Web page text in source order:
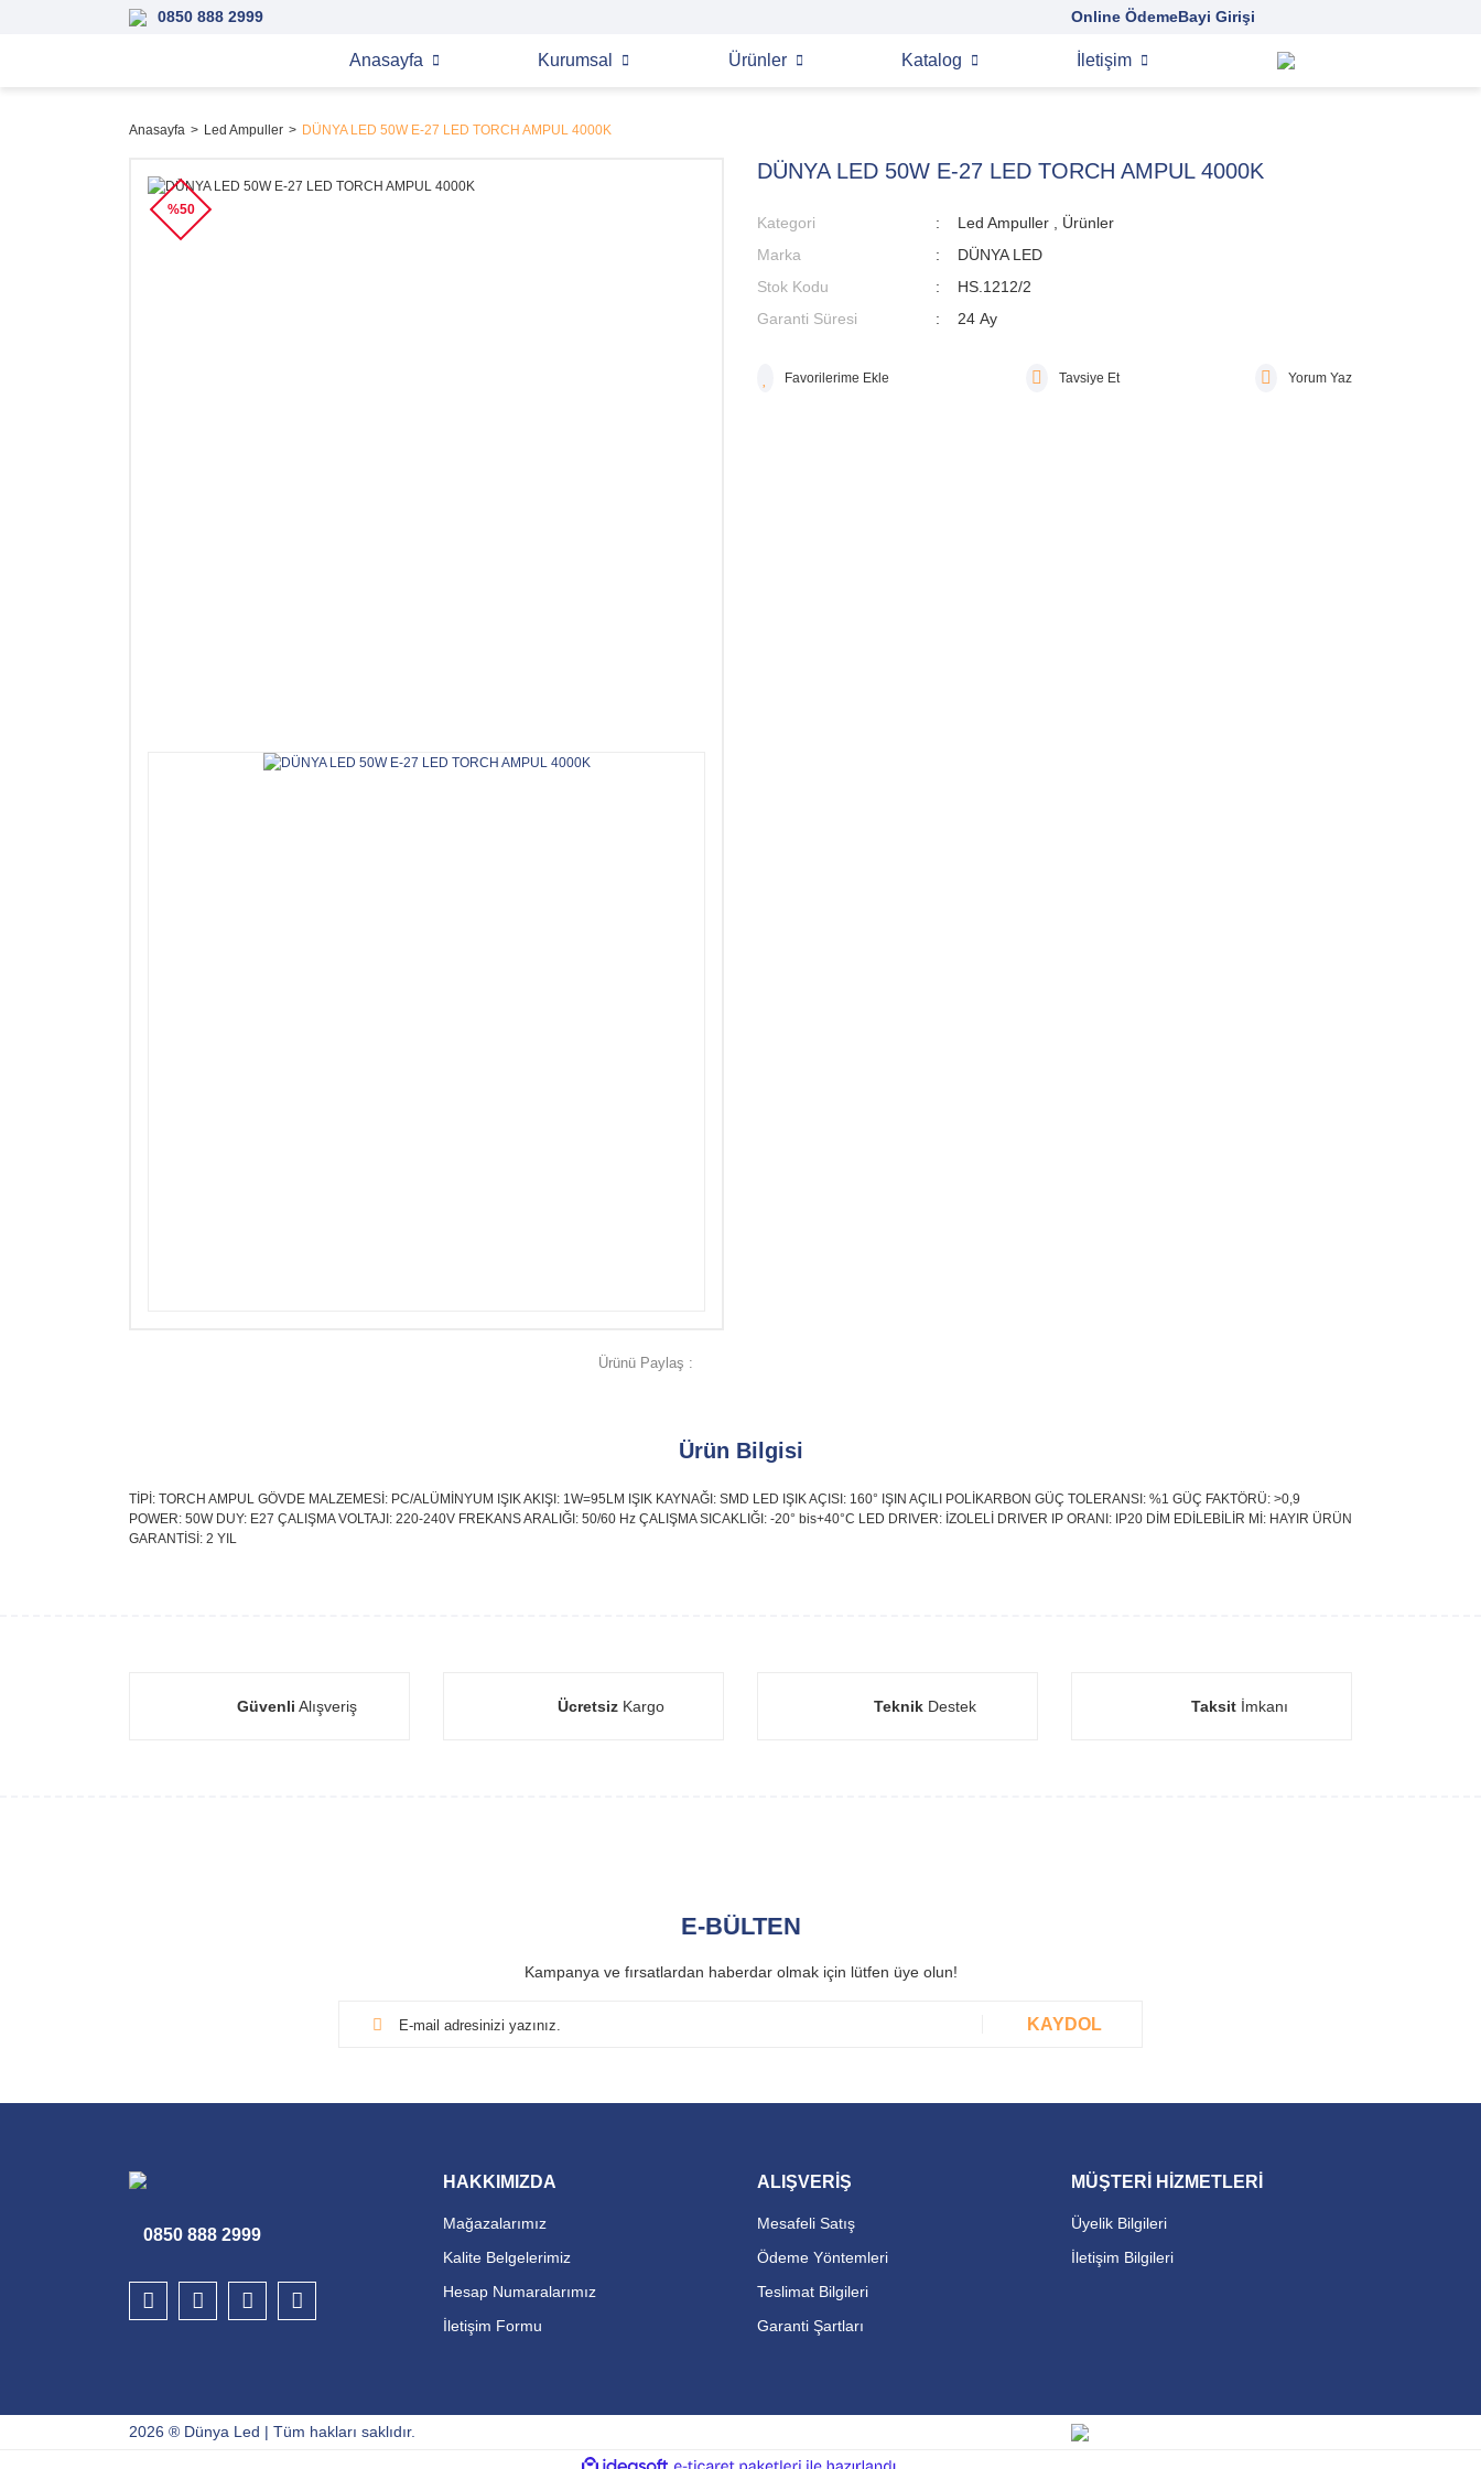
0850 888 2999 Online ÖdemeBayi Girişi
Anasayfa Kurumsal Ürünler Katalog İletişim
Anasayfa Led Ampuller DÜNYA LED 50W E-27 LED TORCH AMPUL 4000K
%50
Ürünü Paylaş :
DÜNYA LED 50W E-27 LED TORCH AMPUL 4000K
Kategori Led Ampuller
Ürünler
Marka
DÜNYA LED
Stok Kodu
HS.1212/2
Garanti Süresi
24 Ay
Tavsiye Et Yorum Yaz
Ürün Bilgisi
TİPİ: TORCH AMPUL GÖVDE MALZEMESİ: PC/ALÜMİNYUM IŞIK AKIŞI: 1W=95LM IŞIK KAYNAĞI: SMD LED IŞIK AÇISI: 160° IŞIN AÇILI POLİKARBON GÜÇ TOLERANSI: %1 GÜÇ FAKTÖRÜ: >0,9
POWER: 50W DUY: E27 ÇALIŞMA VOLTAJI: 220-240V FREKANS ARALIĞI: 50/60 Hz ÇALIŞMA SICAKLIĞI: -20° bis+40°C LED DRIVER: İZOLELİ DRIVER IP ORANI: IP20 DİM EDİLEBİLİR Mİ: HAYIR ÜRÜN
GARANTİSİ: 2 YIL
Güvenli Alışveriş Ücretsiz Kargo Teknik Destek Taksitİmkanı
E-BÜLTEN
Kampanya ve fırsatlardan haberdar olmak için lütfen üye olun!
KAYDOL
0850 888 2999
HAKKIMIZDA
Mağazalarımız
Kalite Belgelerimiz
Hesap Numaralarımız
İletişim Formu
ALIŞVERİŞ
Mesafeli Satış
Ödeme Yöntemleri
Teslimat Bilgileri
Garanti Şartları
MÜŞTERİ HİZMETLERİ
Üyelik Bilgileri
İletişim Bilgileri
2026 ® Dünya Led | Tüm hakları saklıdır.